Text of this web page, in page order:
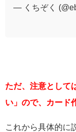
— くちぞく
ただ、注意として
い」ので、カード
これから具体的に